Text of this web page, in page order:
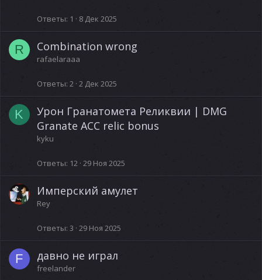
Ответы 1 8 Дек 2025
R Combination wrong
rafaelaraaa
Ответы 2 2 Дек 2025
K
Урон Гранатомета Реликвии | DMG
Granate ACC relic bonus
kyku
Ответы 12 29 Ноя 2025
Имперский амулет
Rey
Ответы 3 29 Ноя 2025
F давно не играл
freelander